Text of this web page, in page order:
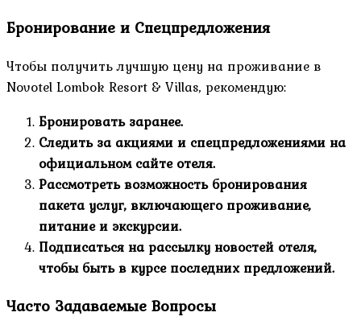
Бронирование и Спецпредложения
Чтобы получить лучшую цену на проживание в
Novotel Lombok Resort & Villas, рекомендую:
Бронировать заранее.
Следить за акциями и спецпредложениями на
официальном сайте отеля.
Рассмотреть возможность бронирования
пакета услуг, включающего проживание,
питание и экскурсии.
Подписаться на рассылку новостей отеля,
чтобы быть в курсе последних предложений.
Часто Задаваемые Вопросы